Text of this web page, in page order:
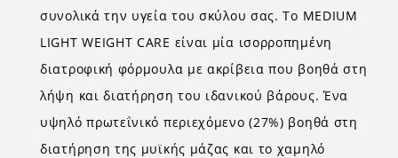
συνολικά την υγεία του σκύλου σας. Το MEDIUM
LIGHT WEIGHT CARE είναι μία ισορροπημένη
διατροφική φόρμουλα με ακρίβεια που βοηθά στη
λήψη και διατήρηση του ιδανικού βάρους. Ένα
υψηλό πρωτεΐνικό περιεχόμενο (27%) βοηθά στη
διατήρηση της μυϊκής μάζας και το χαμηλό